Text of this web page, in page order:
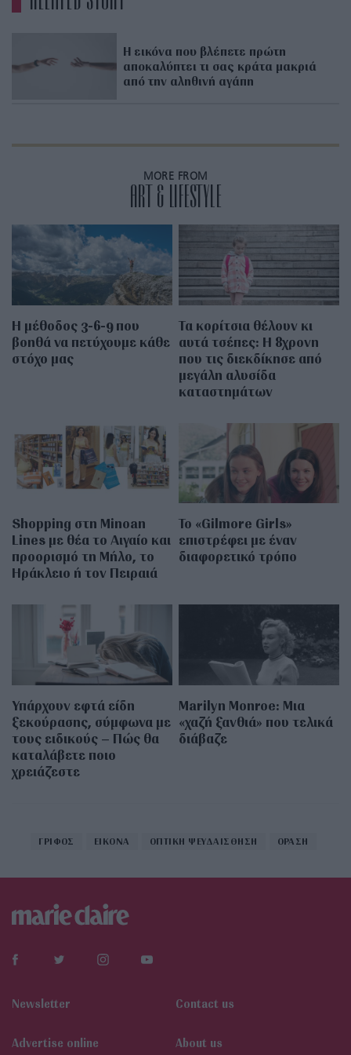
Η εικόνα που βλέπετε πρώτη
αποκαλύπτει τι σας κράτα μακριά
από την αληθινή αγάπη
MORE FROM
ART & LIFESTYLE
Η μέθοδος 3-6-9 που
βοηθά να πετύχουμε κάθε
στόχο μας
Τα κορίτσια θέλουν κι
αυτά τσέπες: Η 8χρονη
που τις διεκδίκησε από
μεγάλη αλυσίδα
καταστημάτων
Shopping στη Minoan
Lines με θέα το Αιγαίο και
προορισμό τη Μήλο, το
Ηράκλειο ή τον Πειραιά
Το «Gilmore Girls»
επιστρέφει με έναν
διαφορετικό τρόπο
Υπάρχουν εφτά είδη
ξεκούρασης, σύμφωνα με
τους ειδικούς – Πώς θα
καταλάβετε ποιο
χρειάζεστε
Marilyn Monroe: Μια
«χαζή ξανθιά» που τελικά
διάβαζε
ΓΡΙΦΟΣ ΕΙΚΟΝΑ ΟΠΤΙΚΗ ΨΕΥΔΑΙΣΘΗΣΗ ΟΡΑΣΗ
Newsletter Contact us
Αdvertise online About us